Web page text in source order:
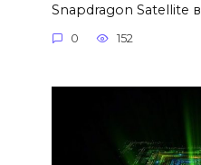
Snapdragon Satellite в
0 152